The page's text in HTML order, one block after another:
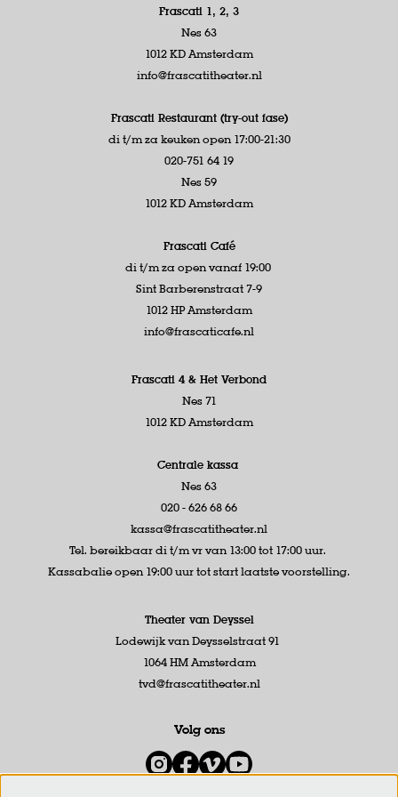
Frascati 1, 2, 3
Nes 63
1012 KD Amsterdam
info@frascatitheater.nl
Frascati Restaurant (try-out fase)
di t/m za keuken open 17:00-21:30
020-751 64 19
Nes 59
1012 KD Amsterdam
Frascati Café
di t/m za open vanaf 19:00
Sint Barberenstraat 7-9
1012 HP Amsterdam
info@frascaticafe.nl
Frascati 4 & Het Verbond
Nes 71
1012 KD Amsterdam
Centrale kassa
Nes 63
020 - 626 68 66
kassa@frascatitheater.nl
Tel. bereikbaar di t/m vr van 13:00 tot 17:00 uur.
Kassabalie open 19:00 uur tot start laatste voorstelling.
Theater van Deyssel
Lodewijk van Deysselstraat 91
1064 HM Amsterdam
tvd@frascatitheater.nl
Volg ons